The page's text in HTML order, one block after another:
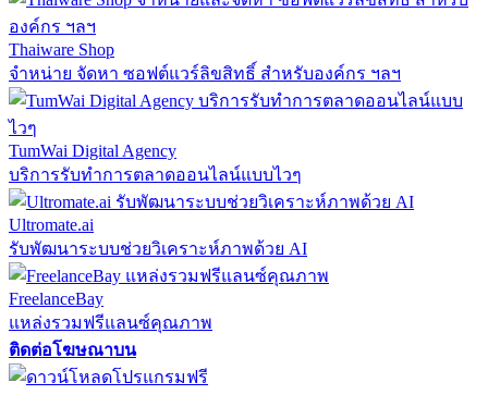
Thaiware Shop
จำหน่าย จัดหา ซอฟต์แวร์ลิขสิทธิ์ สำหรับองค์กร ฯลฯ
TumWai Digital Agency
บริการรับทำการตลาดออนไลน์แบบไวๆ
Ultromate.ai
รับพัฒนาระบบช่วยวิเคราะห์ภาพด้วย AI
FreelanceBay
แหล่งรวมฟรีแลนซ์คุณภาพ
ติดต่อโฆษณาบน